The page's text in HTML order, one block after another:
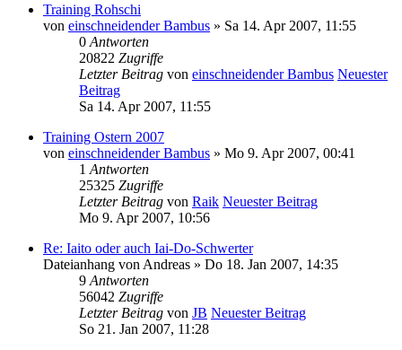
Training Rohschi
von einschneidender Bambus » Sa 14. Apr 2007, 11:55
0 Antworten
20822 Zugriffe
Letzter Beitrag von einschneidender Bambus Neuester
Beitrag
Sa 14. Apr 2007, 11:55
Training Ostern 2007
von einschneidender Bambus » Mo 9. Apr 2007, 00:41
1 Antworten
25325 Zugriffe
Letzter Beitrag von Raik Neuester Beitrag
Mo 9. Apr 2007, 10:56
Re: Iaito oder auch Iai-Do-Schwerter
Dateianhang von Andreas » Do 18. Jan 2007, 14:35
9 Antworten
56042 Zugriffe
Letzter Beitrag von JB Neuester Beitrag
So 21. Jan 2007, 11:28